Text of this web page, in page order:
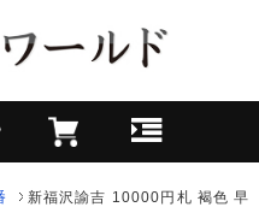
新福沢諭吉 10000円札 褐色 早